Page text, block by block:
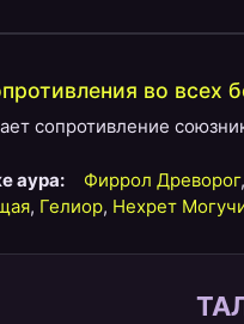
во всех
сопротивление
аура: Фиррол Древорог,
, Гелиор, Нехрет